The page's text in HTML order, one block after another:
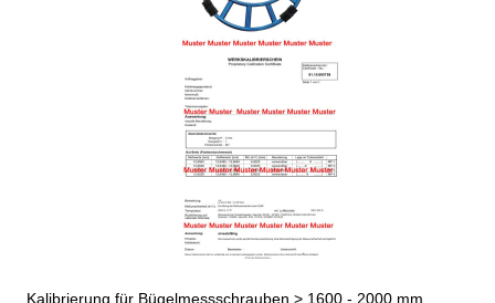
Kalibrierung für Bügelmessschrauben > 1600 - 2000 mm